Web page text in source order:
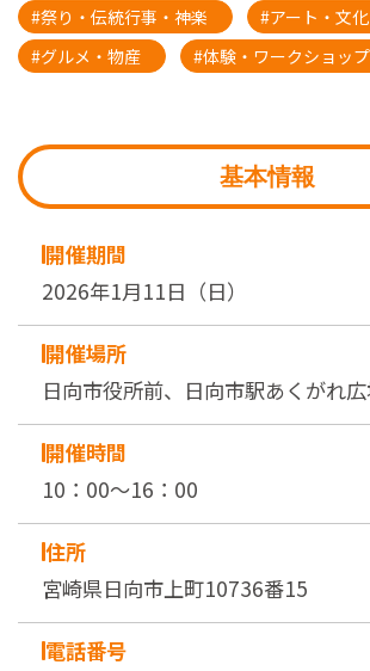
#祭り・伝統行事・神楽
#アート・文
#グルメ・物産
#体験・ワークショップ
基本情報
開催期間
2026年1月11日（日）
開催場所
日向市役所前、日向市駅あくがれ
開催時間
10：00～16：00
住所
宮崎県日向市上町10736番15
電話番号